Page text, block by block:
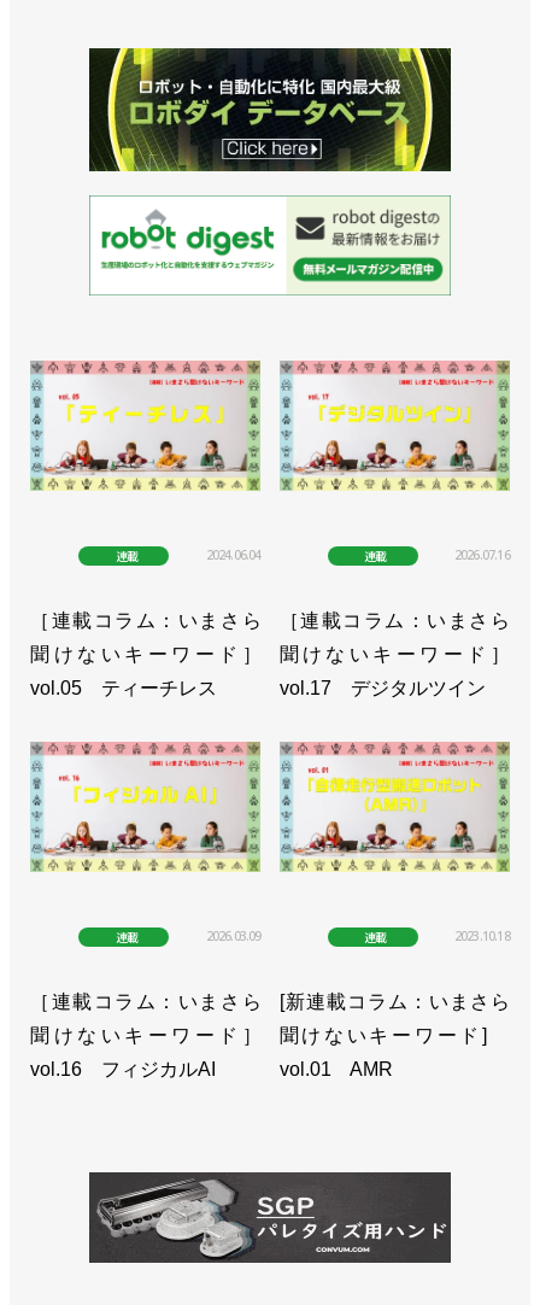
連載 2024.06.04
［連載コラム：いまさら
聞けないキーワード］
vol.05 ティーチレス
連載 2026.07.16
［連載コラム：いまさら
聞けないキーワード］
vol.17 デジタルツイン
連載 2026.03.09
［連載コラム：いまさら
聞けないキーワード］
vol.16 フィジカルAI
連載 2023.10.18
[新連載コラム：いまさら
聞けないキーワード]
vol.01 AMR